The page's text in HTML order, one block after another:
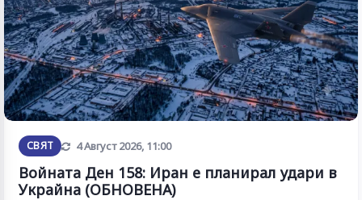
СВЯТ Обновена
4 Август 2026, 11:00
Войната Ден 158: Иран е планирал удари в
Украйна (ОБНОВЕНА)